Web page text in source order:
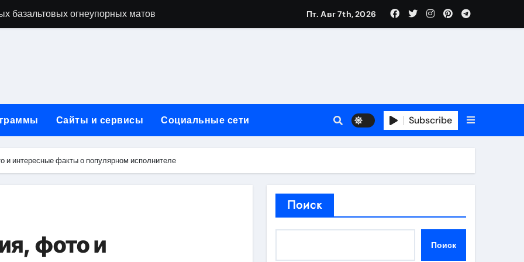
базальтовых огнеупорных матов
+ GEO/AEO — Новая формула цифрового присутствия в 2026 году
горячие и мобильные варианты, рейтинг по безопасности и советы по выбору
без верификации и участия банков с пополнением в USDT
принципы SEO, рекламные каналы и техническая поддержка
Пт. Авг 7th, 2026
Сайты и сервисы Социальные сети Subscribe
и интересные факты о популярном исполнителе
фото и
Поиск
Поиск